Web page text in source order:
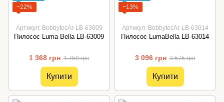
−22%
Артикул: BobbytecAr-LB-63009
Пилосос Luma Bella LB-63009
1 368 грн 1 759 грн
Купити
−13%
Артикул: BobbytecAr-LB-63014
Пилосос LumaBella LB-63014
3 096 грн 3 575 грн
Купити